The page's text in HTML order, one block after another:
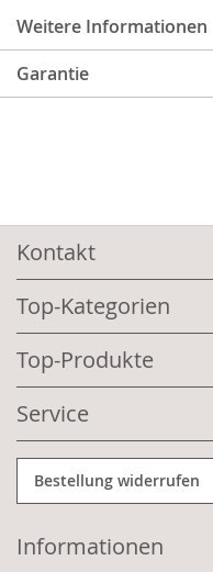
Weitere Informationen
Garantie
Kontakt
Top-Kategorien
Top-Produkte
Service
Bestellung widerrufen
Informationen